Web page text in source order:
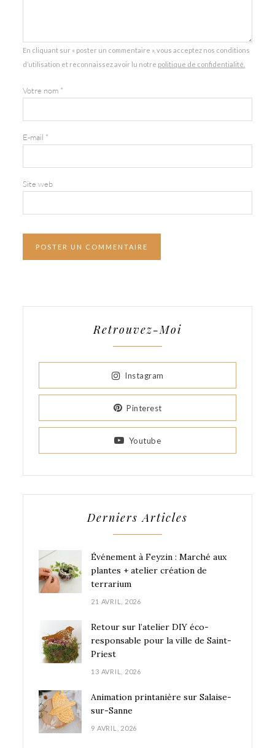
En cliquant sur « poster un commentaire », vous acceptez nos conditions
d’utilisation et reconnaissez avoir lu notre politique de confidentialité.
Votre nom *
E-mail *
Site web
Retrouvez-Moi
Instagram
Pinterest
Youtube
Derniers Articles
Événement à Feyzin : Marché aux
plantes + atelier création de
terrarium
21 AVRIL, 2026
Retour sur l’atelier DIY éco-
responsable pour la ville de Saint-
Priest
13 AVRIL, 2026
Animation printanière sur Salaise-
sur-Sanne
9 AVRIL, 2026